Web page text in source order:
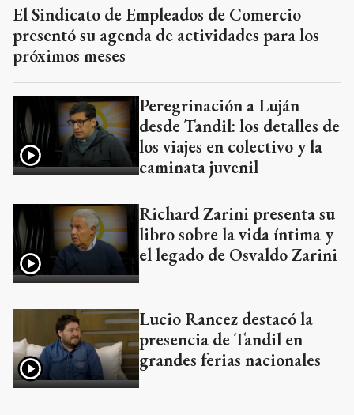
El Sindicato de Empleados de Comercio
presentó su agenda de actividades para los
próximos meses
Peregrinación a Luján
desde Tandil: los detalles de
los viajes en colectivo y la
caminata juvenil
Richard Zarini presenta su
libro sobre la vida íntima y
el legado de Osvaldo Zarini
Lucio Rancez destacó la
presencia de Tandil en
grandes ferias nacionales